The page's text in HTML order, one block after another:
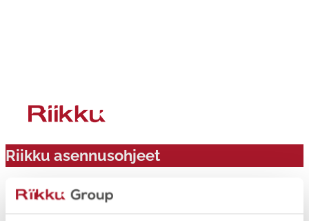
Riikku asennusohjeet